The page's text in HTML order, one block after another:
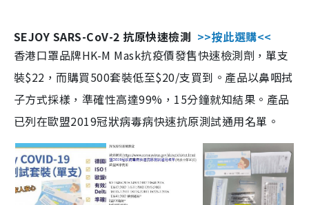
SEJOY SARS-CoV-2 抗原快速檢測 >>按此選購<<
香港口罩品牌HK-M Mask抗疫價發售快速檢測劑，單支
裝$22，而購買500套裝低至$20/支買到。產品以鼻咽拭
子方式採樣，準確性高達99%，15分鐘就知結果。產品
已列在歐盟2019冠狀病毒病快速抗原測試通用名單。